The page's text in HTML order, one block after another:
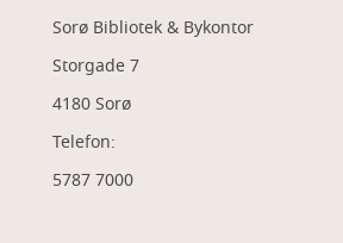
Sorø Bibliotek & Bykontor
Storgade 7
4180 Sorø
Telefon:
5787 7000